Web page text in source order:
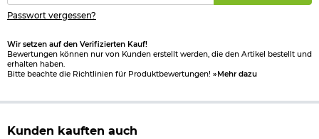
Passwort vergessen?
Wir setzen auf den Verifizierten Kauf!
Bewertungen können nur von Kunden erstellt werden, die den Artikel bestellt und
erhalten haben.
Bitte beachte die Richtlinien für Produktbewertungen! »Mehr dazu
Kunden kauften auch